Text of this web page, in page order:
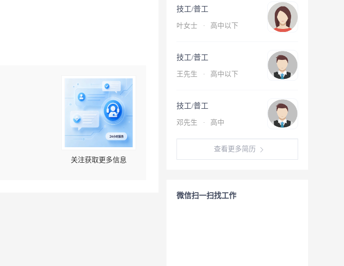
关注获取更多信息
技工/普工
叶女士 · 高中以下
技工/普工
王先生 · 高中以下
技工/普工
邓先生 · 高中
查看更多简历
微信扫一扫找工作